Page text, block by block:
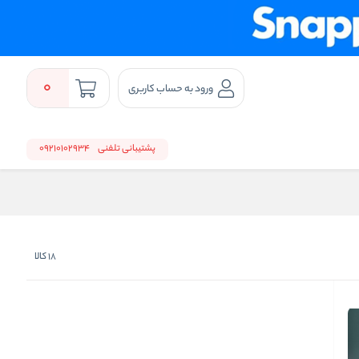
ورود به حساب کاربری 0
پشتیبانی تلفنی 09210102934
18کالا